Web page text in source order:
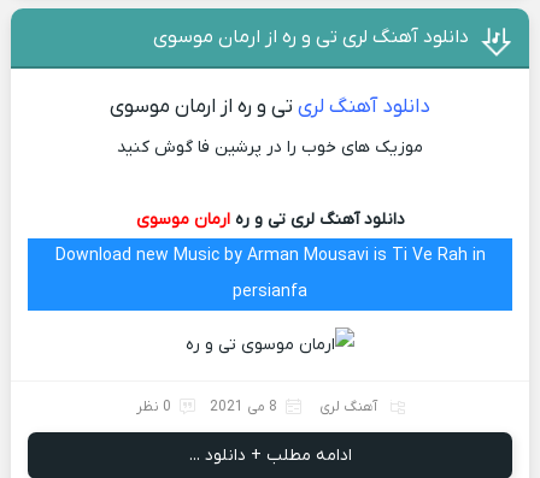
دانلود آهنگ لری تی و ره از ارمان موسوی
دانلود آهنگ لری تی و ره از ارمان موسوی
موزیک های خوب را در پرشین فا گوش کنید
دانلود آهنگ لری تی و رهارمان موسوی
Download new Music by Arman Mousavi is Ti Ve Rah in
persianfa
آهنگ لری 8 می 2021 0 نظر
ادامه مطلب + دانلود ...